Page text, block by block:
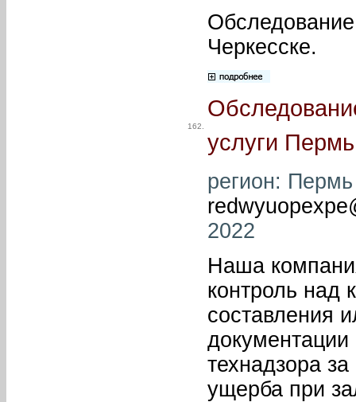
Черкесске.
162.
услуги
регион:
2022
Наша
контроль над
составления
документации
технадзора
ущерба при